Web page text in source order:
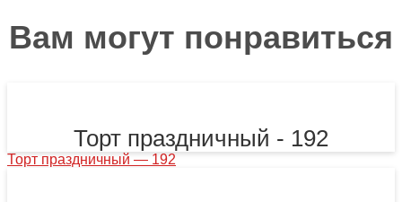
Вам могут понравиться
Торт праздничный - 192
Торт праздничный — 192